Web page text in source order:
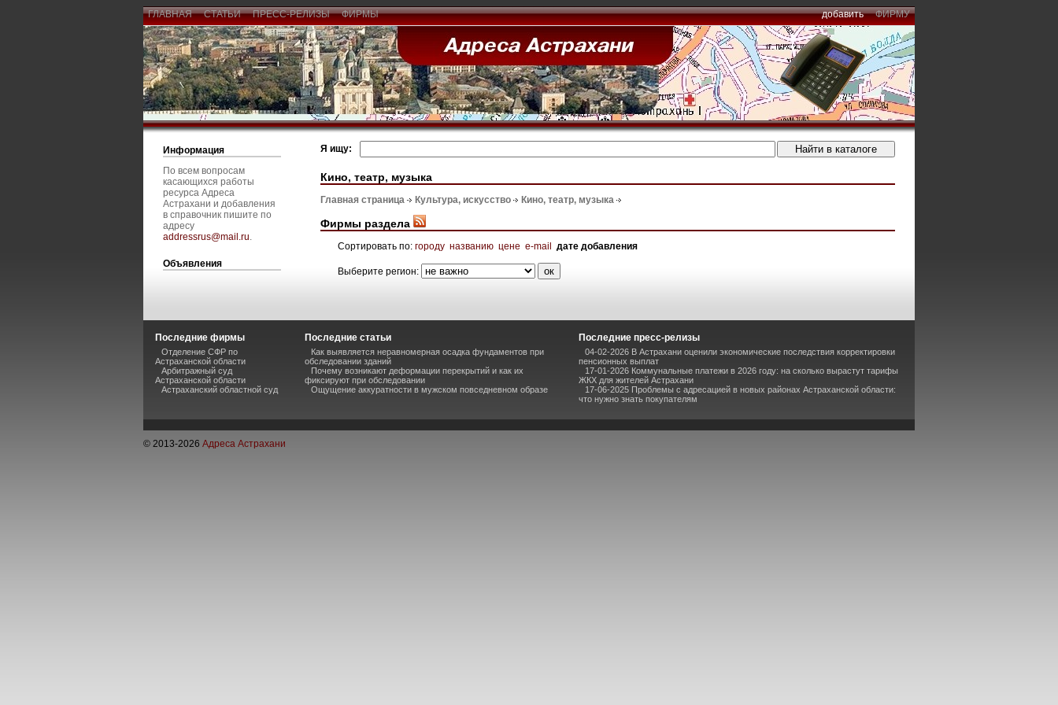
ГЛАВНАЯ СТАТЬИ ПРЕСС-РЕЛИЗЫ ФИРМЫ добавить ФИРМУ
Информация
По всем вопросам
касающихся работы
ресурса Адреса
Астрахани и добавления
в справочник пишите по
адресу
addressrus@mail.ru.
Объявления
Я ищу:
Кино, театр, музыка
Главная страница Культура, искусство Кино, театр, музыка
Фирмы раздела
Сортировать по: городу названию цене e-mail дате добавления
Выберите регион:
Последние фирмы
Отделение СФР по
Астраханской области
Арбитражный суд
Астраханской области
Астраханский областной суд
Последние статьи
Как выявляется неравномерная осадка фундаментов при
обследовании зданий
Почему возникают деформации перекрытий и как их
фиксируют при обследовании
Ощущение аккуратности в мужском повседневном образе
Последние пресс-релизы
04-02-2026 В Астрахани оценили экономические последствия корректировки
пенсионных выплат
17-01-2026 Коммунальные платежи в 2026 году: на сколько вырастут тарифы
ЖКХ для жителей Астрахани
17-06-2025 Проблемы с адресацией в новых районах Астраханской области:
что нужно знать покупателям
© 2013-2026 Адреса Астрахани